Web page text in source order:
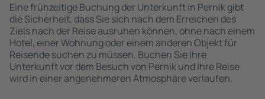
Eine frühzeitige Buchung der Unterkunft in Pernik gibt
die Sicherheit, dass Sie sich nach dem Erreichen des
Ziels nach der Reise ausruhen können, ohne nach einem
Hotel, einer Wohnung oder einem anderen Objekt für
Reisende suchen zu müssen. Buchen Sie Ihre
Unterkunft vor dem Besuch von Pernik und Ihre Reise
wird in einer angenehmeren Atmosphäre verlaufen.